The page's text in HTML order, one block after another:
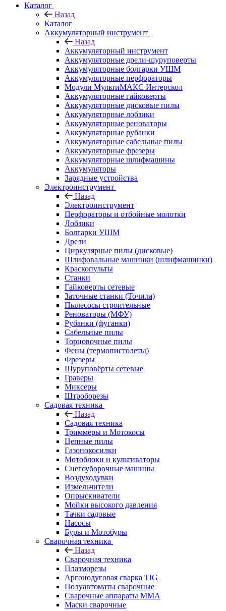
Каталог
Назад
Каталог
Аккумуляторный инструмент
Назад
Аккумуляторный инструмент
Аккумуляторные дрели-шуруповерты
Аккумуляторные болгарки УШМ
Аккумуляторные перфораторы
Модули МультиМАКС Интерскол
Аккумуляторные гайковерты
Аккумуляторные дисковые пилы
Аккумуляторные лобзики
Аккумуляторные реноваторы
Аккумуляторные рубанки
Аккумуляторные сабельные пилы
Аккумуляторные фрезеры
Аккумуляторные шлифмашины
Аккумуляторы
Зарядные устройства
Электроинструмент
Назад
Электроинструмент
Перфораторы и отбойные молотки
Лобзики
Болгарки УШМ
Дрели
Циркулярные пилы (дисковые)
Шлифовальные машинки (шлифмашинки)
Краскопульты
Станки
Гайковерты сетевые
Заточные станки (Точила)
Пылесосы строительные
Реноваторы (МФУ)
Рубанки (фуганки)
Сабельные пилы
Торцовочные пилы
Фены (термопистолеты)
Фрезеры
Шуруповёрты сетевые
Граверы
Миксеры
Штроборезы
Садовая техника
Назад
Садовая техника
Триммеры и Мотокосы
Цепные пилы
Газонокосилки
Мотоблоки и культиваторы
Снегоуборочные машины
Воздуходувки
Измельчители
Опрыскиватели
Мойки высокого давления
Тачки садовые
Насосы
Буры и Мотобуры
Сварочная техника
Назад
Сварочная техника
Плазморезы
Аргонодуговая сварка TIG
Полуавтоматы сварочные
Сварочные аппараты ММА
Маски сварочные